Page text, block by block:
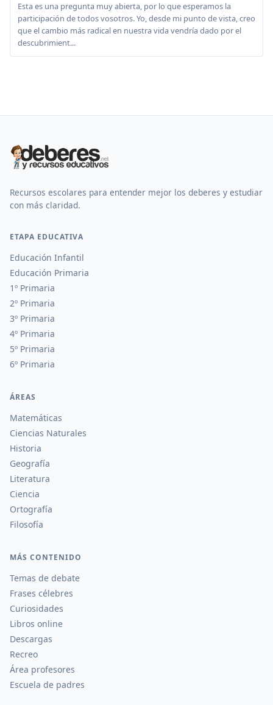
Esta es una pregunta muy abierta, por lo que esperamos la
participación de todos vosotros. Yo, desde mi punto de vista, creo
que el cambio más radical en nuestra vida vendría dado por el
descubrimient...
Recursos escolares para entender mejor los deberes y estudiar
con más claridad.
ETAPA EDUCATIVA
Educación Infantil
Educación Primaria
1º Primaria
2º Primaria
3º Primaria
4º Primaria
5º Primaria
6º Primaria
ÁREAS
Matemáticas
Ciencias Naturales
Historia
Geografía
Literatura
Ciencia
Ortografía
Filosofía
MÁS CONTENIDO
Temas de debate
Frases célebres
Curiosidades
Libros online
Descargas
Recreo
Área profesores
Escuela de padres